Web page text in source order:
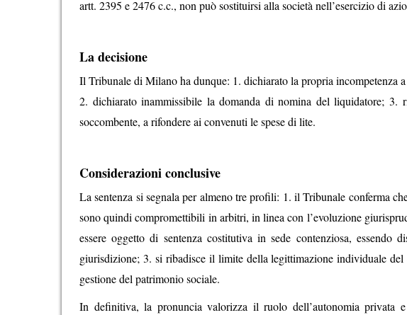
artt. 2395 e 2476 c.c., non può sostituirsi alla società nell’esercizio di
La decisione
Il Tribunale di Milano ha dunque: 1. dichiarato la propria incompetenza
2. dichiarato inammissibile la domanda di nomina del liquidatore; 3.
soccombente, a rifondere ai convenuti le spese di lite.
Considerazioni conclusive
La sentenza si segnala per almeno tre profili: 1. il Tribunale conferma
sono quindi compromettibili in arbitri, in linea con l’evoluzione
essere oggetto di sentenza costitutiva in sede contenziosa, essendo
giurisdizione; 3. si ribadisce il limite della legittimazione individuale
gestione del patrimonio sociale.
In definitiva, la pronuncia valorizza il ruolo dell’autonomia privata